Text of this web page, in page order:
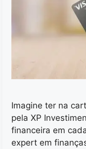
Imagine ter na
pela XP
financeira em
expert em